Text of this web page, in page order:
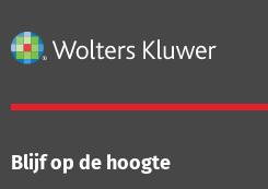
Blijf op de hoogte